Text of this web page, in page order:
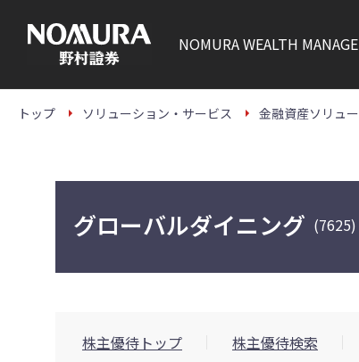
本
NOMURAWEALTH
トップ ソリューション・サービス 金融資産ソリュ
グローバルダイニング (7625)
株主優待トップ 株主優待検索